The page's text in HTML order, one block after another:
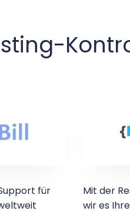
für
Mit der
wir es